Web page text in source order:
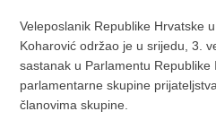
Veleposlanik Republike Hrvatske
Koharović održao je u srijedu, 3.
sastanak u Parlamentu
parlamentarne skupine
članovima skupine.